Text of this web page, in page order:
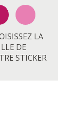
LA
DE
STICKER